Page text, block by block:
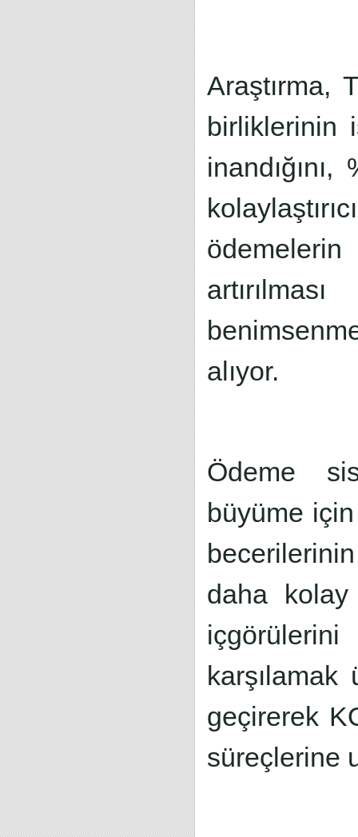
Araştırma,
birliklerinin
alıyor.
Ödeme
büyüme
daha
geçirerek
süreçlerine